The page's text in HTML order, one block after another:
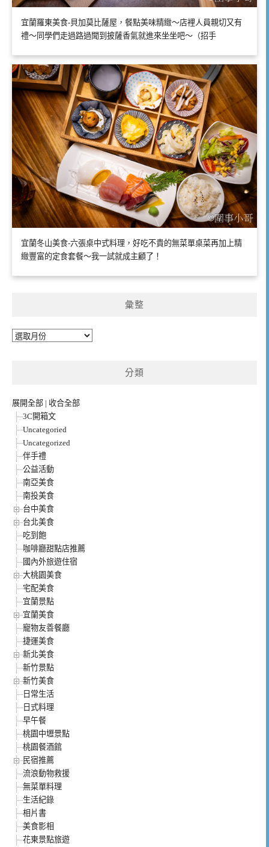
宜蘭羅東美食-貝加莫比薩屋，餐點美味精緻～店裡人員親切又有
禮～同學們走過路過聞到披薩香氣就進來坐坐吧～（招手
宜蘭冬山美食-六張桌中式料理，好吃不貴的無菜單桌菜再加上精
緻豐富的定食套餐～我一試就成主顧了！
彙整
彙
分類
展開全部 | 收合全部
3C開箱文
Uncategoried
Uncategorized
伴手禮
公益活動
南亞美食
南投美食
台中美食
台北美食
吃到飽
咖啡廳甜點店推薦
國內外旅遊住宿
大桃園美食
宅配美食
宜蘭景點
宜蘭美食
寵物友善餐廳
捷運美食
新北美食
新竹景點
新竹美食
日常生活
日式料理
早午餐
桃園中壢景點
桃園餐酒館
民宿推薦
流浪動物救援
無菜單料理
生活紀錄
相片書
美食影相
花東景點旅遊